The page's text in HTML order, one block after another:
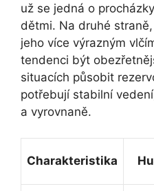
už se jedná o
dětmi. Na druhé
jeho více výrazným
tendenci být
situacích působit
potřebují stabilní
a vyrovnaně.
Charakteristika